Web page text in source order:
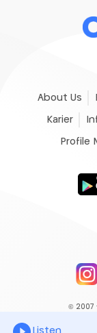
About Us
Karier
Profile
© 2007
Listen